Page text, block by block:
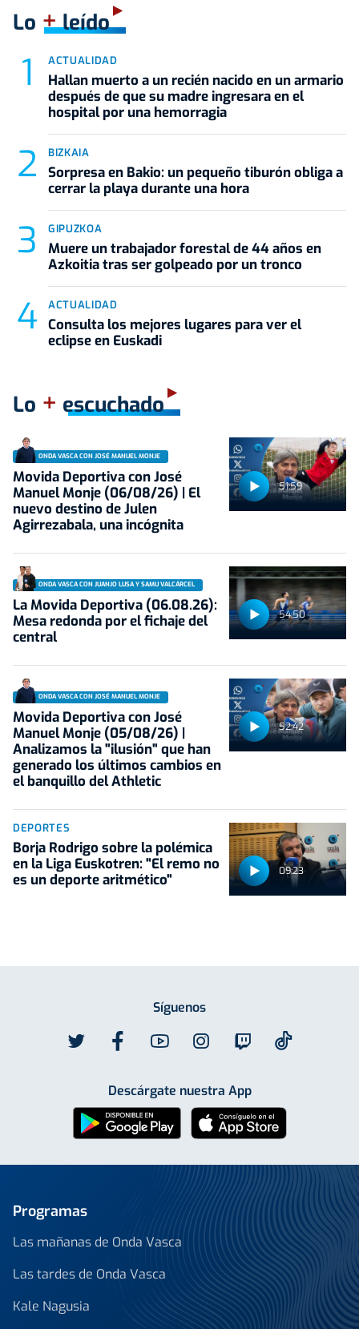
Lo +leído
ACTUALIDAD
Hallan muerto a un recién nacido en un armario
después de que su madre ingresara en el
hospital por una hemorragia
BIZKAIA
Sorpresa en Bakio: un pequeño tiburón obliga a
cerrar la playa durante una hora
GIPUZKOA
Muere un trabajador forestal de 44 años en
Azkoitia tras ser golpeado por un tronco
ACTUALIDAD
Consulta los mejores lugares para ver el
eclipse en Euskadi
Lo + escuchado
51:59
ONDA VASCA CON JOSÉ MANUEL MONJE
Movida Deportiva con José
Manuel Monje (06/08/26) | El
nuevo destino de Julen
Agirrezabala, una incógnita
54:50
ONDA VASCA CON JUANJO LUSA Y SAMU VALCÁRCEL
La Movida Deportiva (06.08.26):
Mesa redonda por el fichaje del
central
52:42
ONDA VASCA CON JOSÉ MANUEL MONJE
Movida Deportiva con José
Manuel Monje (05/08/26) |
Analizamos la "ilusión" que han
generado los últimos cambios en
el banquillo del Athletic
09:23
DEPORTES
Borja Rodrigo sobre la polémica
en la Liga Euskotren: "El remo no
es un deporte aritmético"
Síguenos
Descárgate nuestra App
Programas
Las mañanas de Onda Vasca
Las tardes de Onda Vasca
Kale Nagusia